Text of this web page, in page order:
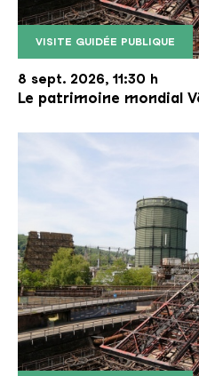
VISITE GUIDÉE PUBLIQUE
Le monte-charge
Copyright:
8 sept. 2026, 11:30 h
Le patrimoine mondial